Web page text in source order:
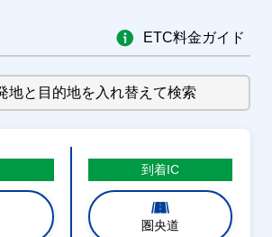
地と目的地を入れ替えて検索
ETC料金ガイド
到着IC
圏央道